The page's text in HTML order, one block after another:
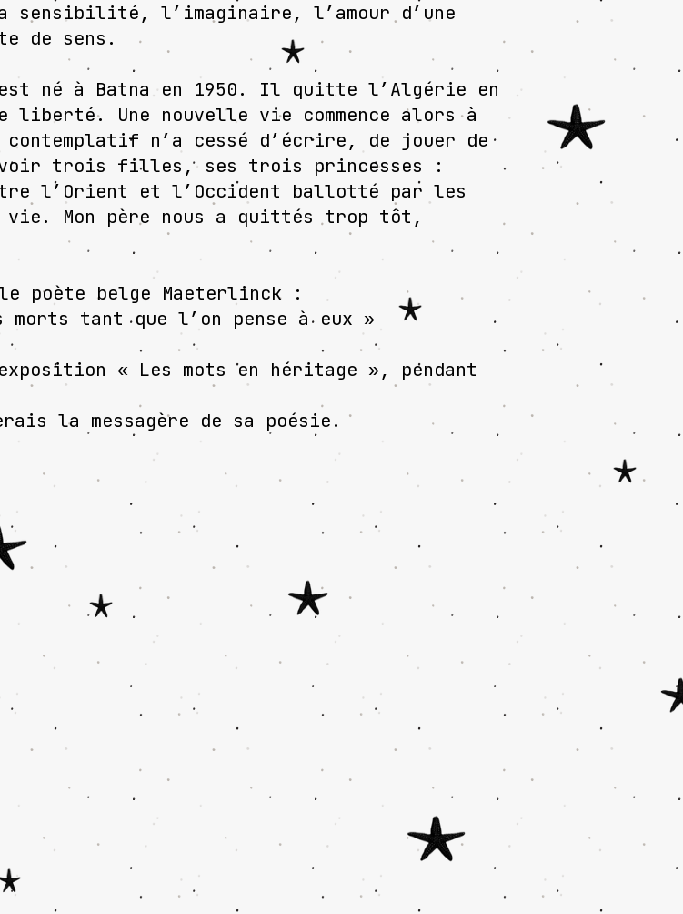
la sensibilité, l’imaginaire, l’amour d’une
de sens.
est né à Batna en 1950. Il quitte l’Algérie en
liberté. Une nouvelle vie commence alors à
n’a cessé d’écrire, de jouer de
trois filles, ses trois princesses :
l’Orient et l’Occident ballotté par les
Mon père nous a quittés trop tôt,
poète belge Maeterlinck :
morts tant que l’on pense à eux »
« Les mots en héritage », pendant
la messagère de sa poésie.